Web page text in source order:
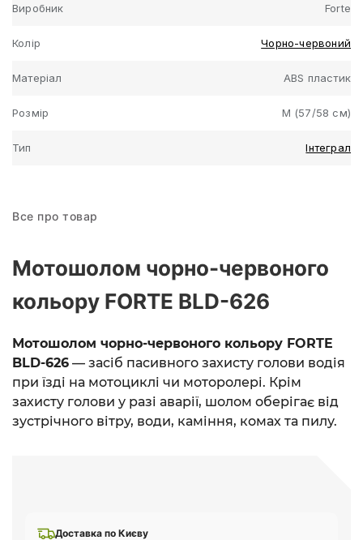
Виробник Forte
Колір Чорно-червоний
Матеріал ABS пластик
Розмір M (57/58 см)
Тип Інтеграл
Доставка по Києву
Все про товар
Мотошолом чорно-червоного
кольору FORTE BLD-626
Мотошолом чорно-червоного кольору FORTE
BLD-626 — засіб пасивного захисту голови водія
при їзді на мотоциклі чи моторолері. Крім
захисту голови у разі аварії, шолом оберігає від
зустрічного вітру, води, каміння, комах та пилу.